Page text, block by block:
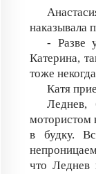
наказывала
- Разве
Катерина,
тоже
Катя
Леднев,
мотористом
в будку.
что Леднев